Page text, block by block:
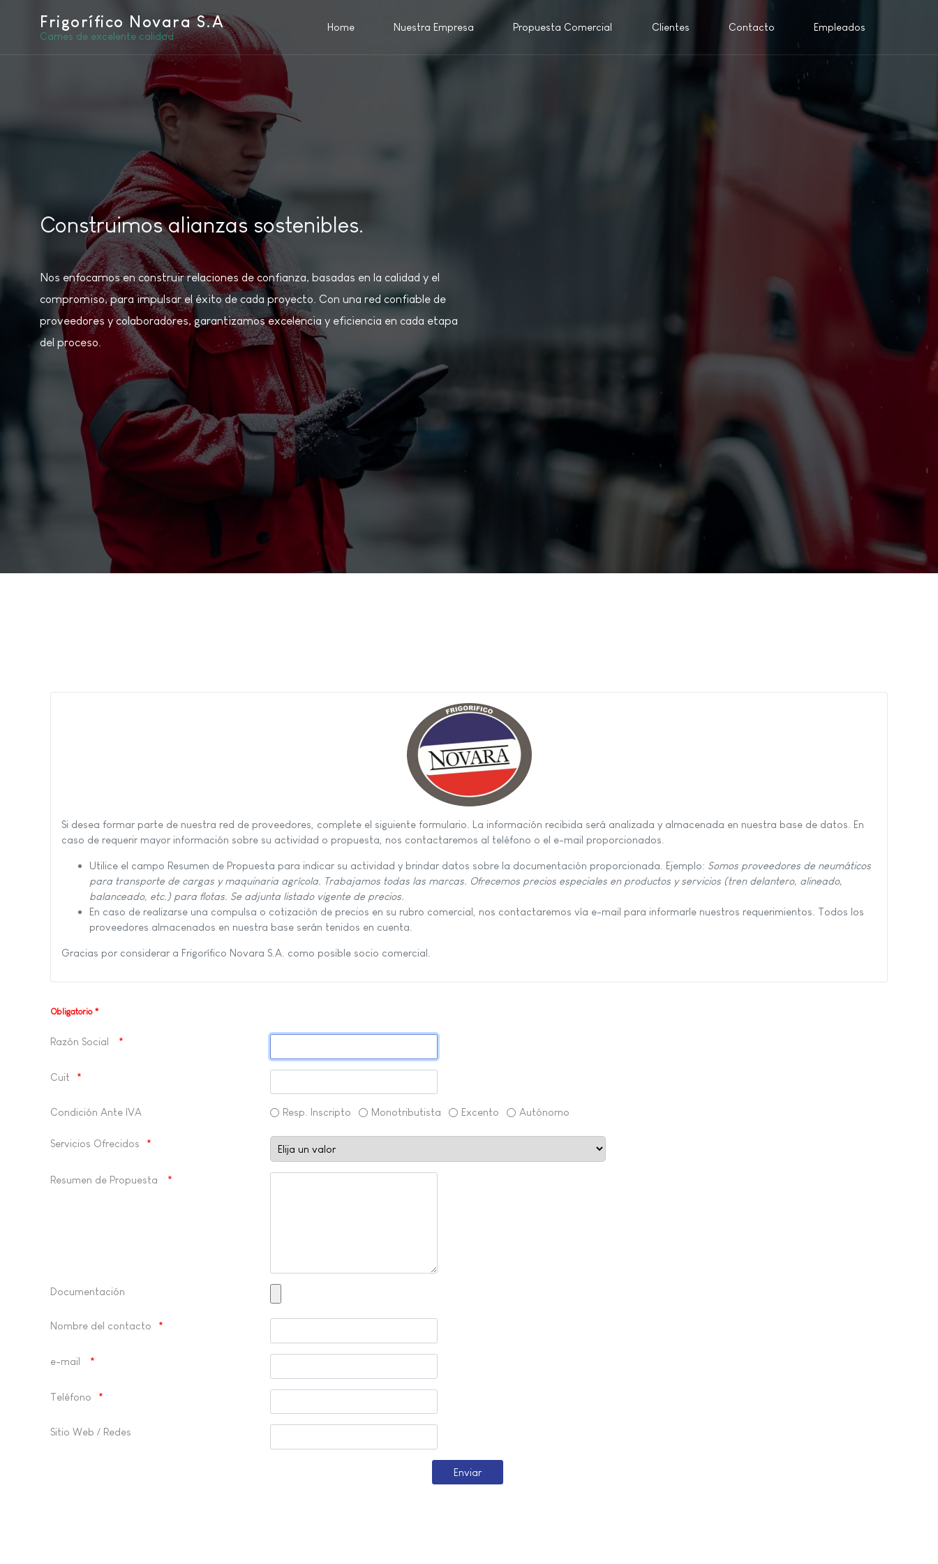
Frigorífico Novara S.A
Carnes de excelente calidad
Home Nuestra Empresa Propuesta Comercial Clientes Contacto Empleados
Construimos alianzas sostenibles.
Nos enfocamos en construir relaciones de confianza, basadas en la calidad y el
compromiso, para impulsar el éxito de cada proyecto. Con una red confiable de
proveedores y colaboradores, garantizamos excelencia y eficiencia en cada etapa
del proceso.
Si desea formar parte de nuestra red de proveedores, complete el siguiente formulario. La información recibida será analizada y almacenada en nuestra base de datos. En
caso de requerir mayor información sobre su actividad o propuesta, nos contactaremos al teléfono o el e-mail proporcionados.
Utilice el campo Resumen de Propuesta para indicar su actividad y brindar datos sobre la documentación proporcionada. Ejemplo: Somos proveedores de neumáticos
para transporte de cargas y maquinaria agrícola. Trabajamos todas las marcas. Ofrecemos precios especiales en productos y servicios (tren delantero, alineado,
balanceado, etc.) para flotas. Se adjunta listado vigente de precios.
En caso de realizarse una compulsa o cotización de precios en su rubro comercial, nos contactaremos vía e-mail para informarle nuestros requerimientos. Todos los
proveedores almacenados en nuestra base serán tenidos en cuenta.
Gracias por considerar a Frigorífico Novara S.A. como posible socio comercial.
Obligatorio *
Razón Social
Cuit
Condición Ante IVA Resp. Inscripto Monotributista Excento Autónomo
Servicios Ofrecidos
Resumen de Propuesta
Documentación
Nombre del contacto
e-mail
Teléfono
Sitio Web / Redes